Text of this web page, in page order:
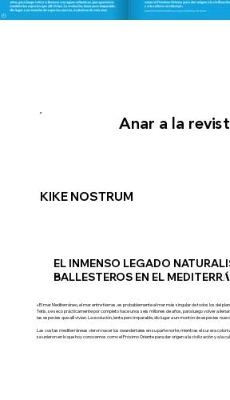
Anar a la
KIKE NOSTRUM
EL INMENSO LEGADO
BALLESTEROS EN EL MEDITERRÁ
«El mar Mediterráneo, el mar entre tierras, es probablemente el mar más singular de todos los del
Tetis, se secó prácticamente por completo hace unos seis millones de años, para luego volver a
las especies que allí vivían. La evolución, lenta pero imparable, dio lugar a un montón de especies
Las costas mediterráneas vieron nacer los neandertales en su parte norte, mientras el sur era
se unieron en lo que hoy conocemos como el Próximo Oriente para dar origen a la civilización y a la